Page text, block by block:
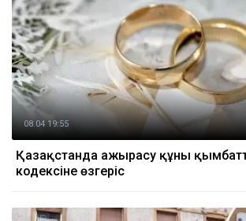
08.04 19:55
Қазақстанда ажырасу құны
кодексіне өзгеріс